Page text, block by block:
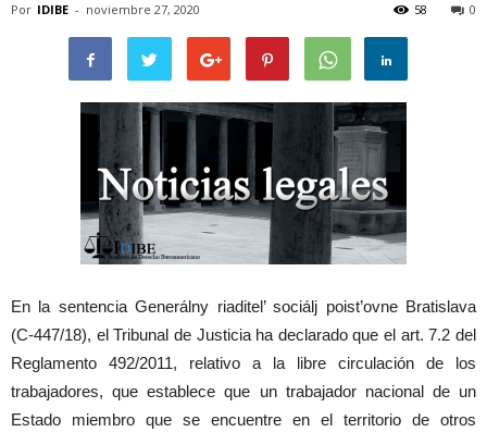
Por IDIBE - noviembre 27, 2020 0
58
En la sentencia Generálny riaditel’ sociálj poist’ovne Bratislava
(C-447/18), el Tribunal de Justicia ha declarado que el art. 7.2 del
Reglamento 492/2011, relativo a la libre circulación de los
trabajadores, que establece que un trabajador nacional de un
Estado miembro que se encuentre en el territorio de otros